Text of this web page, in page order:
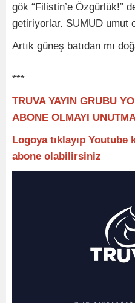
gök “Filistin’e Özgürlük!”
getiriyorlar. SUMUD umut
Artık güneş batıdan mı
***
TRUVA YAYIN GRUBU
ABONE OLMAYI
Logoya tıklayıp Youtube
abone olabilirsiniz